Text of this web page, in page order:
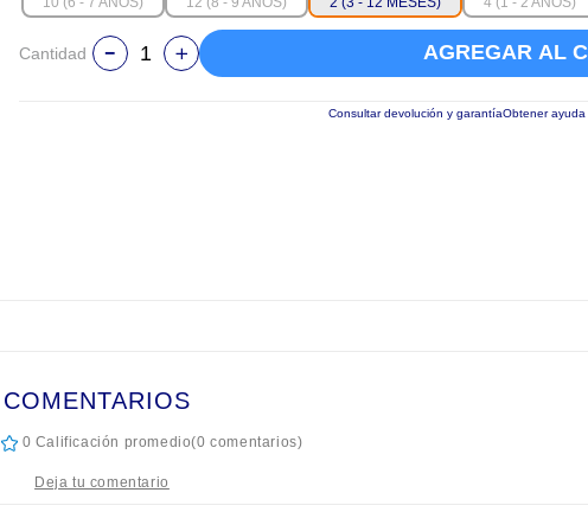
Cantidad AGREGAR AL
Consultar devolución y garantíaObtener ayuda
COMENTARIOS
☆ 0 Calificación promedio(0 comentarios)